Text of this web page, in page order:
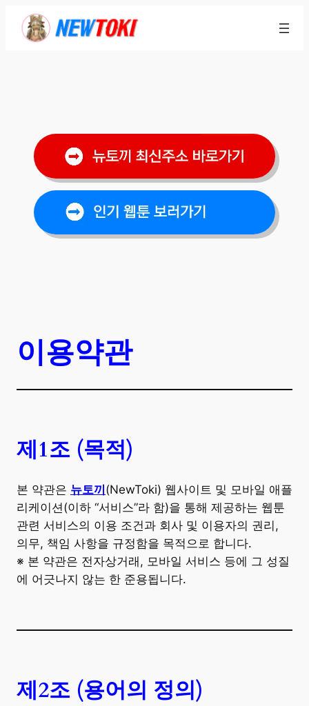
이용약관
제1조 (목적)
본 약관은 뉴토끼 (NewToki) 웹사이트 및 모바일 애플
리케이션(이하 “서비스”라 함)을 통해 제공하는 웹툰
관련 서비스의 이용 조건과 회사 및 이용자의 권리,
의무, 책임 사항을 규정함을 목적으로 합니다.
※ 본 약관은 전자상거래, 모바일 서비스 등에 그 성질
에 어긋나지 않는 한 준용됩니다.
제2조 (용어의 정의)